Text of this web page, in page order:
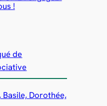
!
de
Basile, Dorothée,